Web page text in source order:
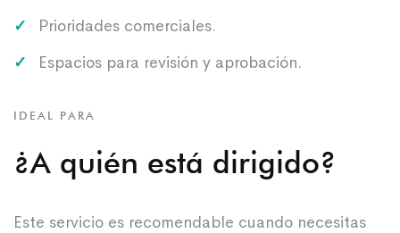
Prioridades comerciales.
Espacios para revisión y aprobación.
IDEAL PARA
¿A quién está dirigido?
Este servicio es recomendable cuando necesitas